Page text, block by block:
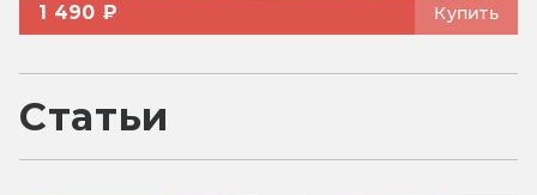
1 490 ₽ Купить
Статьи